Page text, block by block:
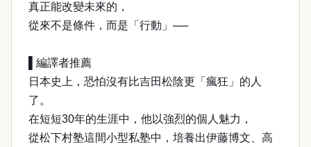
真正能改變未來的，
從來不是條件，而是「行動」──
▌編譯者推薦
日本史上，恐怕沒有比吉田松陰更「瘋狂」的人
了。
在短短30年的生涯中，他以強烈的個人魅力，
從松下村塾這間小型私塾中，培養出伊藤博文、高